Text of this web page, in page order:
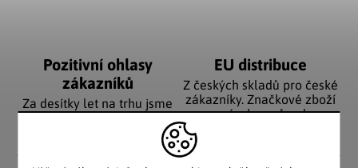
Pozitivní ohlasy
zákazníků
Za desítky let na trhu jsme
nasbírali stovky tisíc
spokojených zákazníků.
EU distribuce
Z českých skladů pro české
zákazníky. Značkové zboží
se zárukou původu.